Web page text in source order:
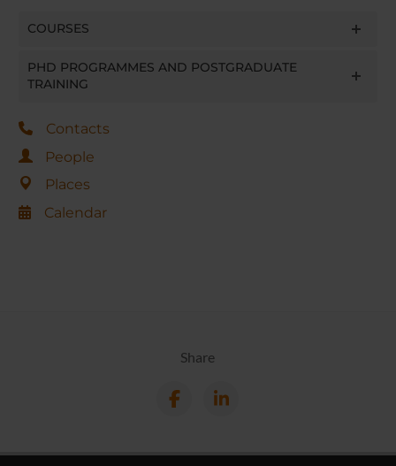
COURSES
PHD PROGRAMMES AND POSTGRADUATE
TRAINING
Contacts
People
Places
Calendar
Share